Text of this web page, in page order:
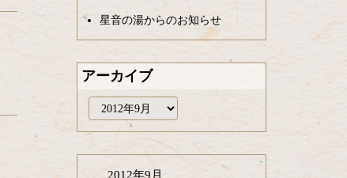
星音の湯からのお知らせ
アーカイブ
ー
カ
イ
2012年9月